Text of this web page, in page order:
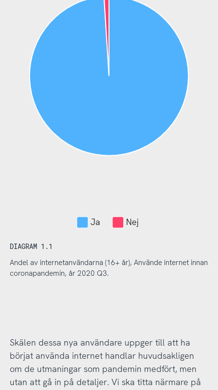
Ja Nej
DIAGRAM 1.1
Andel av internetanvändarna (16+ år), Använde internet innan
coronapandemin, år 2020 Q3.
Skälen dessa nya användare uppger till att ha
börjat använda internet handlar huvudsakligen
om de utmaningar som pandemin medfört, men
utan att gå in på detaljer. Vi ska titta närmare på